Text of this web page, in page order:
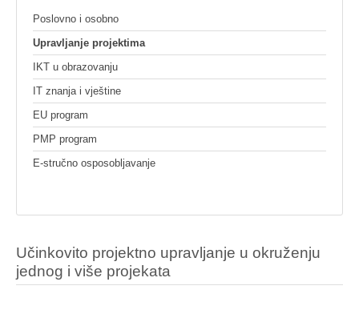
Poslovno i osobno
Upravljanje projektima
IKT u obrazovanju
IT znanja i vještine
EU program
PMP program
E-stručno osposobljavanje
Učinkovito projektno upravljanje u okruženju
jednog i više projekata